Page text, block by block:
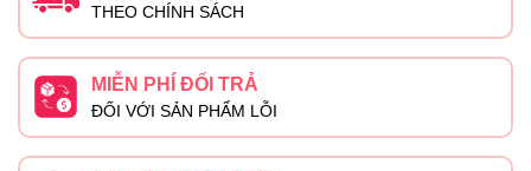
THEO CHÍNH SÁCH
MIỄN PHÍ ĐỔI TRẢ
ĐỐI VỚI SẢN PHẨM LỖI